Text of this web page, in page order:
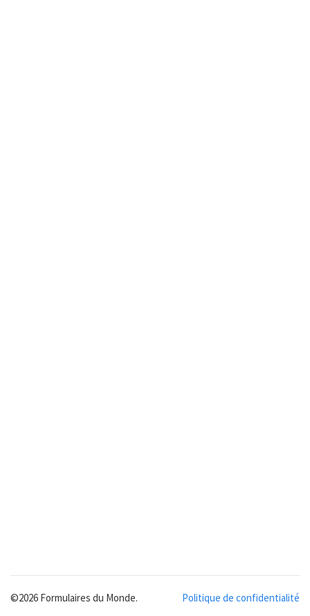
©2026 Formulaires du Monde. Politique de confidentialité